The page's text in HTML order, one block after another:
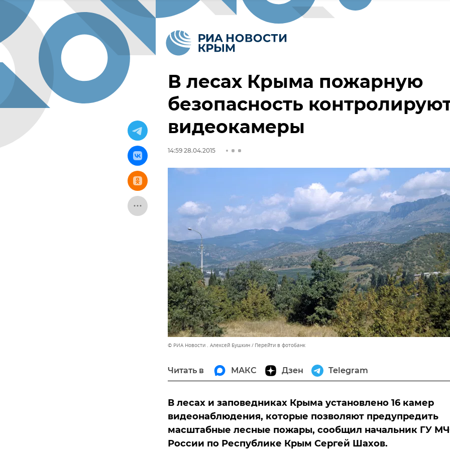
В лесах Крыма пожарную
безопасность
видеокамеры
14:59 28.04.2015
© РИА Новости . Алексей Бушкин Перейти в фотобанк
Читать в МАКС Дзен Telegram
В лесах и заповедниках Крыма установлено 16 камер
видеонаблюдения, которые позволяют предупредить
масштабные лесные пожары, сообщил начальник ГУ
России по Республике Крым Сергей Шахов.